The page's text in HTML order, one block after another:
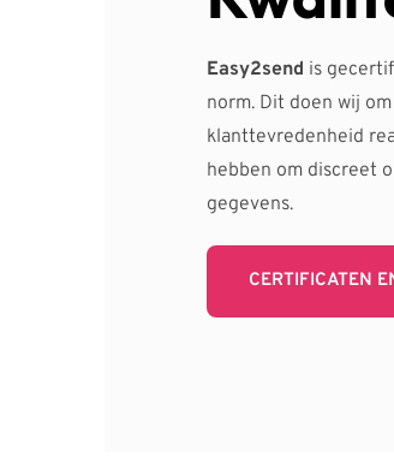
Easy2send is
norm. Dit doen wij
klanttevredenheid
hebben om discreet
gegevens.
CERTIFICATEN